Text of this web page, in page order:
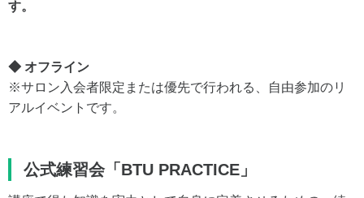
す。
◆ オフライン
※サロン入会者限定または優先で行われる、自由参加のリ
アルイベントです。
公式練習会「BTU PRACTICE」